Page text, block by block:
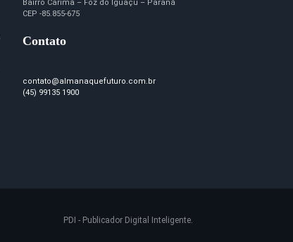
Bairro Carimã – Foz do Iguaçu – Paraná
CEP -85.855-675
Contato
contato@almanaquefuturo.com.br
(45) 99135 1900
PDI - Publicador Digital Inteligente.